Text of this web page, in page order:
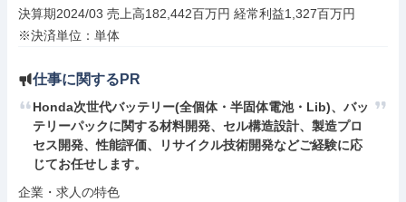
決算期2024/03 売上高182,442百万円 経常利益1,327百万円
※決済単位：単体
仕事に関するPR
Honda次世代バッテリー(全個体・半固体電池・Lib)、バッ
テリーパックに関する材料開発、セル構造設計、製造プロ
セス開発、性能評価、リサイクル技術開発などご経験に応
じてお任せします。
企業・求人の特色